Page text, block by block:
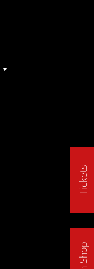
Tickets
Fan Shop